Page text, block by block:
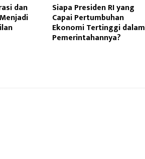
dan Siapa Presiden RI yang
Capai Pertumbuhan
Ekonomi Tertinggi dalam
Pemerintahannya?